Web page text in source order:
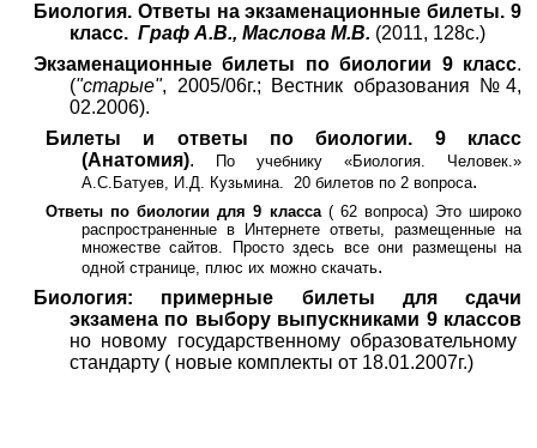
Биология. Ответы на экзаменационные билеты. 9
класс. Граф А.В., Маслова М.В. (2011, 128с.)
Экзаменационные билеты по биологии 9 класс.
("старые", 2005/06г.; Вестник образования №4,
02.2006).
Билеты и ответы по биологии. 9 класс
(Анатомия).
По учебнику «Биология. Человек.»
А.С.Батуев, И.Д. Кузьмина. 20 билетов по 2 вопроса.
Ответы по биологии для9 класса(62 вопроса) Это широко
распространенные в Интернете ответы, размещенные на
множестве сайтов. Просто здесь все они размещены на
одной странице, плюс их можно скачать.
Биология: примерные билеты для сдачи
экзамена по выбору выпускниками 9 классов
но новому государственному образовательному
стандарту ( новые комплекты от 18.01.2007г.)